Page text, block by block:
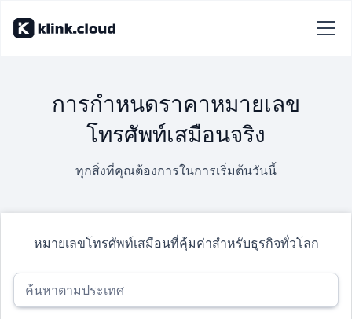
การกำหนดราคาหมายเลข
โทรศัพท์เสมือนจริง
ทุกสิ่งที่คุณต้องการในการเริ่มต้นวันนี้
หมายเลขโทรศัพท์เสมือนที่คุ้มค่าสำหรับธุรกิจทั่วโลก